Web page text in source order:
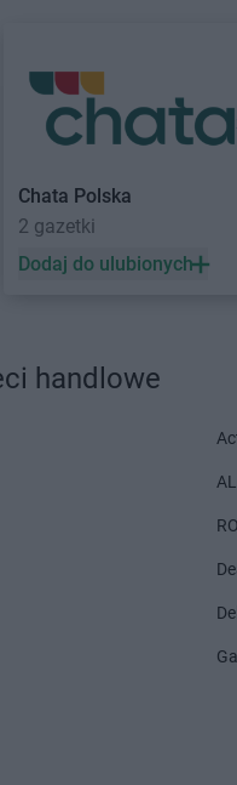
Twój Market Pyzdry
Market Stawiszyn
Chata Polska
2 gazetki
Dodaj do ulubionych
handlowe